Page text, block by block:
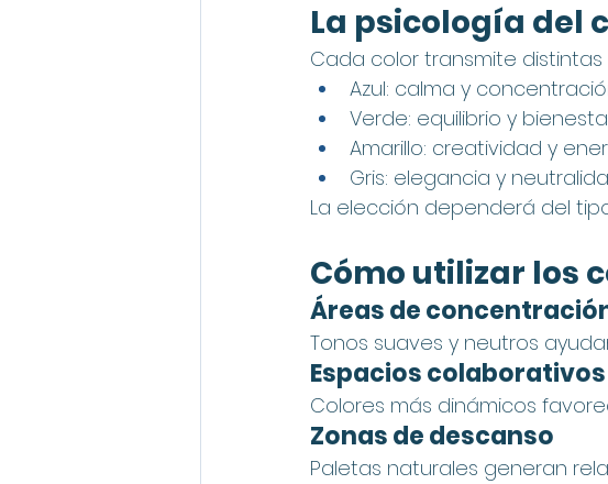
La psicología del
Cada color transmite distintas
Azul: calma y
Verde: equilibrio y
Amarillo: creatividad y
Gris: elegancia y
La elección dependerá del
Cómo utilizar los
Áreas de
Tonos suaves y neutros
Espacios colaborativos
Colores más dinámicos
Zonas de descanso
Paletas naturales generan